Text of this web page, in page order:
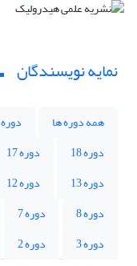
نمایه نویسندگان
همه دوره ها دوره 21
دوره 18
دوره 17
دوره 13
دوره 12
دوره 8
دوره 7
دوره 3
دوره 2